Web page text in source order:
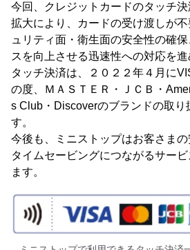
今回、クレジットカードのタッチ
拡大により、カードの受け渡しが
ュリティ面・衛生面の安全性の確
スを向上させる迅速性への対応を進
タッチ決済は、２０２２年４月に
の度、ＭＡＳＴＥＲ・ＪＣＢ・
s Club・Discoverのブランドの取り
す。
今後も、ミニストップはお客さまの
タイムセービングにつながるサー
ます。